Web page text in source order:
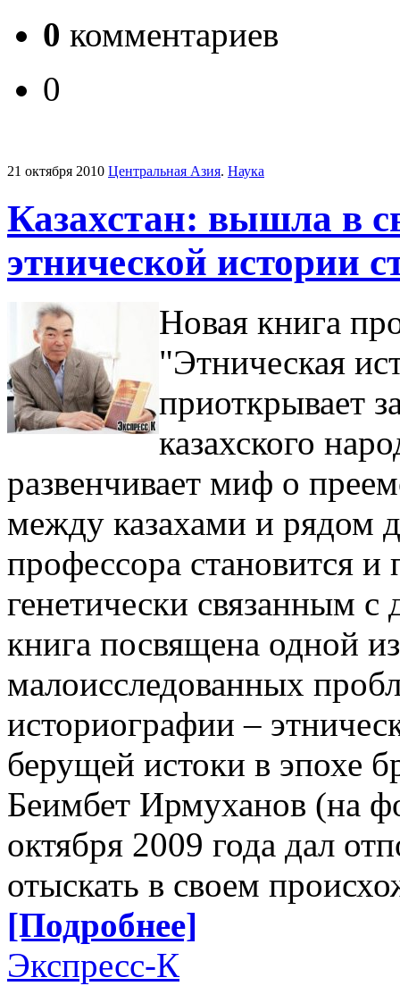
0 комментариев
0
21 октября 2010 Центральная Азия. Наука
Казахстан: вышла в
этнической истории
Новая книга
"Этническая
приоткрывает
казахского
развенчивает миф о
между казахами и рядом
профессора становится и
генетически связанным
книга посвящена одной
малоисследованных
историографии –
берущей истоки в эпохе
Беимбет Ирмуханов (на
октября 2009 года дал
отыскать в своем
[Подробнее]
Экспресс-К